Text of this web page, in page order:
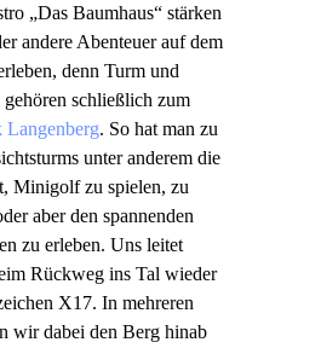
„Das Baumhaus“ stärken
andere Abenteuer auf dem
denn Turm und
schließlich zum
Langenberg. So hat man zu
unter anderem die
Minigolf zu spielen, zu
aber den spannenden
zu erleben. Uns leitet
Rückweg ins Tal wieder
X17. In mehreren
wir dabei den Berg hinab